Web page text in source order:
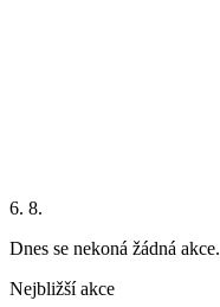
6. 8.
Dnes se nekoná žádná akce.
Nejbližší akce